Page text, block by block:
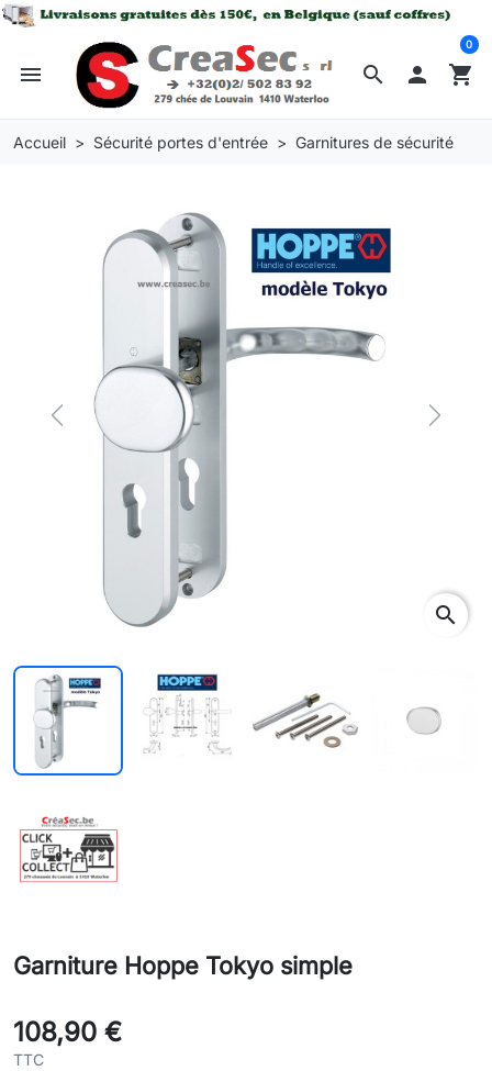
search
menu  shopping_cart
0
Accueil Sécurité portes d'entrée Garnitures de sécurité
Previous Next
search
Garniture Hoppe Tokyo simple
108,90 €
TTC